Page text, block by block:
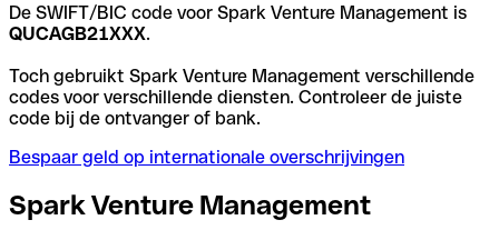
De SWIFT/BIC code voor Spark Venture Management is
QUCAGB21XXX.
Toch gebruikt Spark Venture Management verschillende
codes voor verschillende diensten. Controleer de juiste
code bij de ontvanger of bank.
Bespaar geld op internationale overschrijvingen
Spark Venture Management